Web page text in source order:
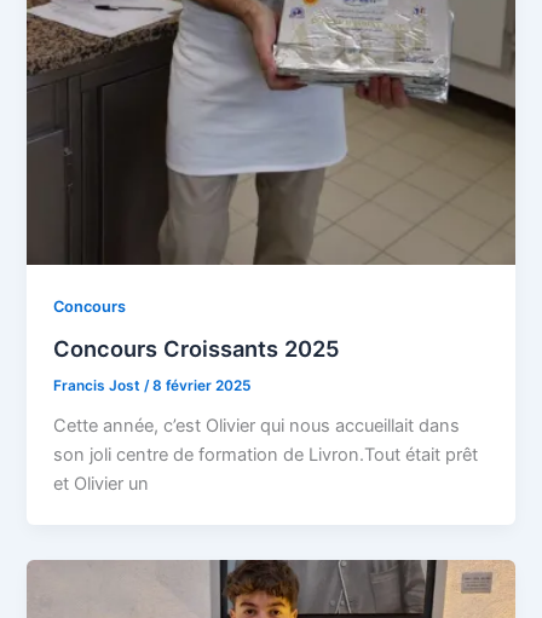
Concours
Concours Croissants 2025
Francis Jost/8 février 2025
Cette année, c’est Olivier qui nous accueillait dans
son joli centre de formation de Livron.Tout était prêt
et Olivier un